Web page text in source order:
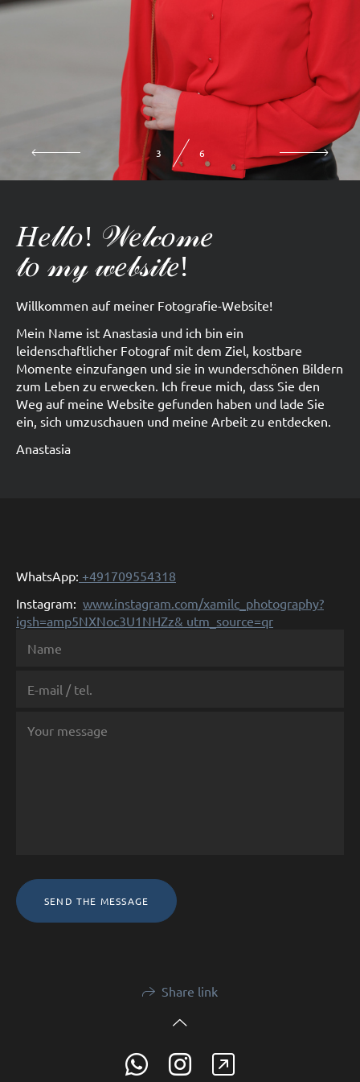
3 6
𝐻𝑒𝓁𝓁𝑜! 𝒲𝑒𝓁𝒸𝑜𝓂𝑒
𝓉𝑜 𝓂𝓎 𝓌𝑒𝒷𝓈𝒾𝓉𝑒!
Willkommen auf meiner Fotografie-Website!
Mein Name ist Anastasia und ich bin ein
leidenschaftlicher Fotograf mit dem Ziel, kostbare
Momente einzufangen und sie in wunderschönen Bildern
zum Leben zu erwecken. Ich freue mich, dass Sie den
Weg auf meine Website gefunden haben und lade Sie
ein, sich umzuschauen und meine Arbeit zu entdecken.
Anastasia
WhatsApp: +491709554318
Instagram: www.instagram.com/xamilc_photography?
igsh=amp5NXNoc3U1NHZz& utm_source=qr
SEND THE MESSAGE
Share link